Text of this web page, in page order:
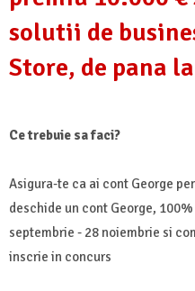
solutii de
Store, de pana
Ce trebuie sa faci?
Asigura-te ca ai cont George
deschide un cont George,
septembrie - 28 noiembrie si
inscrie in concurs